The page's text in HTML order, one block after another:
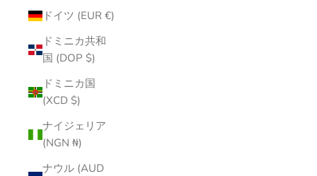
ドイツ (EUR €)
ドミニカ共和
国 (DOP $)
ドミニカ国
(XCD $)
ナイジェリア
(NGN ₦)
ナウル (AUD